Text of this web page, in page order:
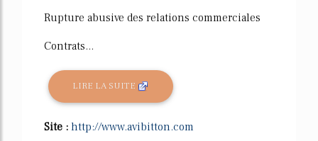
Rupture abusive des relations commerciales
Contrats...
LIRE LA SUITE
Site : http://www.avibitton.com